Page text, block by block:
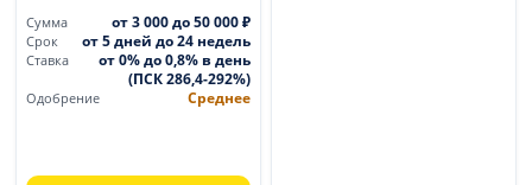
Сумма
от 3 000 до 50 000 ₽
Срок от 5 дней до 24 недель
Ставка
от 0% до 0,8% в день
(ПСК 286,4-292%)
Одобрение Среднее